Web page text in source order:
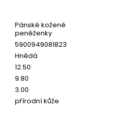
Pánské kožené
peněženky
5900949081823
Hnědá
12.50
9.80
3.00
přírodní kůže